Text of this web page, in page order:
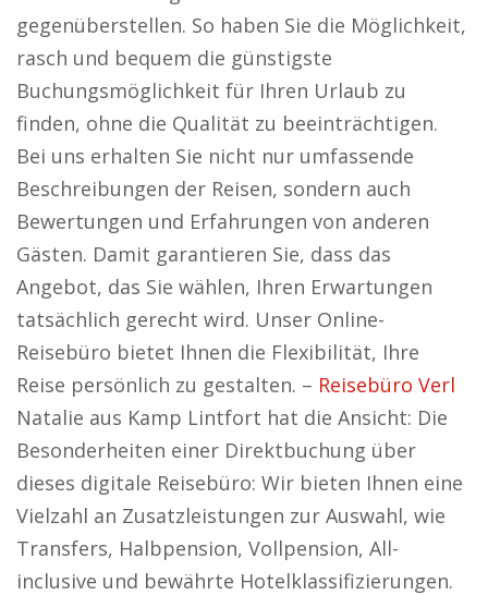
gegenüberstellen. So haben Sie die Möglichkeit,
rasch und bequem die günstigste
Buchungsmöglichkeit für Ihren Urlaub zu
finden, ohne die Qualität zu beeinträchtigen.
Bei uns erhalten Sie nicht nur umfassende
Beschreibungen der Reisen, sondern auch
Bewertungen und Erfahrungen von anderen
Gästen. Damit garantieren Sie, dass das
Angebot, das Sie wählen, Ihren Erwartungen
tatsächlich gerecht wird. Unser Online-
Reisebüro bietet Ihnen die Flexibilität, Ihre
Reise persönlich zu gestalten. – Reisebüro Verl
Natalie aus Kamp Lintfort hat die Ansicht: Die
Besonderheiten einer Direktbuchung über
dieses digitale Reisebüro: Wir bieten Ihnen eine
Vielzahl an Zusatzleistungen zur Auswahl, wie
Transfers, Halbpension, Vollpension, All-
inclusive und bewährte Hotelklassifizierungen.